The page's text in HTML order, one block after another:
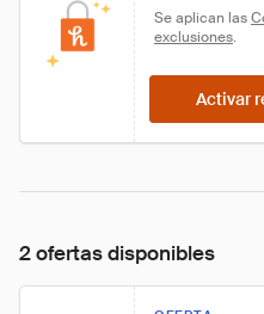
Se aplican las
exclusiones.
Activar
2 ofertas disponibles